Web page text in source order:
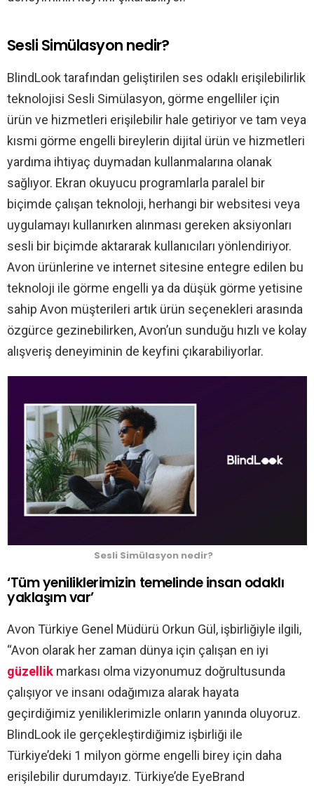
Sesli Simülasyon nedir?
BlindLook tarafından geliştirilen ses odaklı erişilebilirlik
teknolojisi Sesli Simülasyon, görme engelliler için
ürün ve hizmetleri erişilebilir hale getiriyor ve tam veya
kısmi görme engelli bireylerin dijital ürün ve hizmetleri
yardıma ihtiyaç duymadan kullanmalarına olanak
sağlıyor. Ekran okuyucu programlarla paralel bir
biçimde çalışan teknoloji, herhangi bir websitesi veya
uygulamayı kullanırken alınması gereken aksiyonları
sesli bir biçimde aktararak kullanıcıları yönlendiriyor.
Avon ürünlerine ve internet sitesine entegre edilen bu
teknoloji ile görme engelli ya da düşük görme yetisine
sahip Avon müşterileri artık ürün seçenekleri arasında
özgürce gezinebilirken, Avon’un sunduğu hızlı ve kolay
alışveriş deneyiminin de keyfini çıkarabiliyorlar.
Sesli Simülasyon nedir?
‘Tüm yeniliklerimizin temelinde insan odaklı
yaklaşım var’
Avon Türkiye Genel Müdürü Orkun Gül, işbirliğiyle ilgili,
“Avon olarak her zaman dünya için çalışan en iyi
güzellik markası olma vizyonumuz doğrultusunda
çalışıyor ve insanı odağımıza alarak hayata
geçirdiğimiz yeniliklerimizle onların yanında oluyoruz.
BlindLook ile gerçekleştirdiğimiz işbirliği ile
Türkiye’deki 1 milyon görme engelli birey için daha
erişilebilir durumdayız. Türkiye’de EyeBrand